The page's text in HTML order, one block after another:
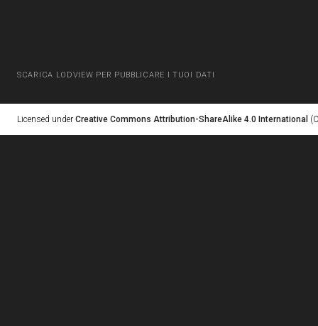
SCARICA LODVIEW PER PUBBLICARE I TUOI DATI
Licensed under Creative Commons Attribution-ShareAlike 4.0 International